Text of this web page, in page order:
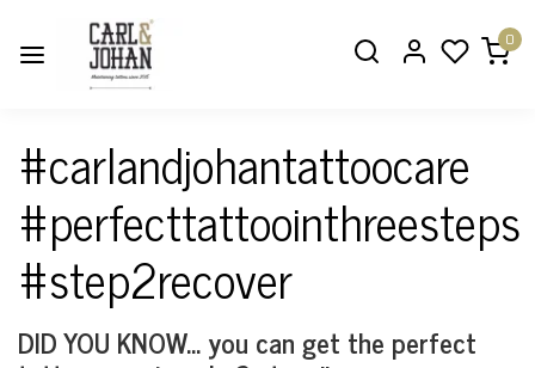
0
#carlandjohantattoocare
#perfecttattoointhreesteps
#step2recover
DID YOU KNOW... you can get the perfect